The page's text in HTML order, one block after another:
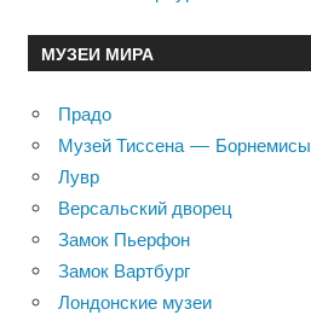
МУЗЕИ МИРА
Прадо
Музей Тиссена — Борнемисы
Лувр
Версальский дворец
Замок Пьерфон
Замок Вартбург
Лондонские музеи